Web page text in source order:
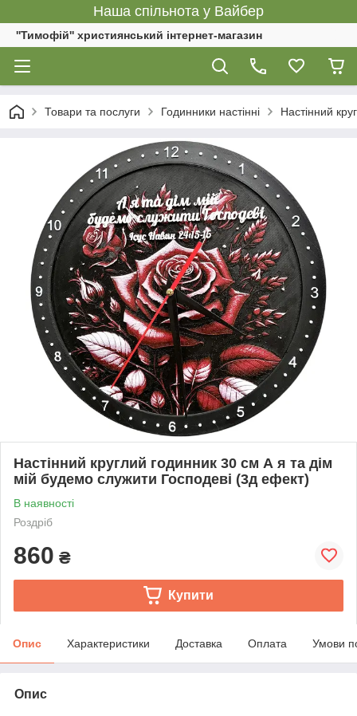
Наша спільнота у Вайбер
''Тимофій'' християнський інтернет-магазин
Товари та послуги Годинники настінні Настінний
Настінний круглий годинник 30 см А я та дім
мій будемо служити Господеві (3д ефект)
В наявності
Роздріб
860 ₴
Купити
Опис Характеристики Доставка Оплата Умови
Опис